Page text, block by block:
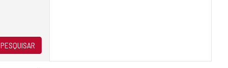
PESQUISAR